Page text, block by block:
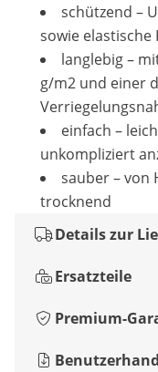
schützend –
sowie elastische
langlebig –
g/m2 und einer
einfach –
unkompliziert
sauber – von
trocknend
Details zur
Ersatzteile
Premium-